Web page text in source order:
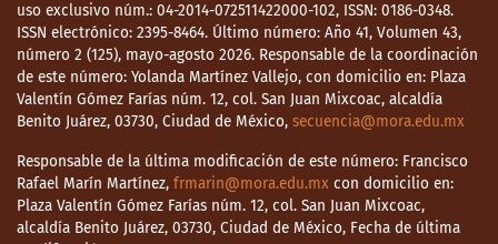
uso exclusivo núm.: 04-2014-072511422000-102, ISSN: 0186-0348.
ISSN electrónico: 2395-8464. Último número: Año 41, Volumen 43,
número 2 (125), mayo-agosto 2026. Responsable de la coordinación
de este número: Yolanda Martínez Vallejo, con domicilio en: Plaza
Valentín Gómez Farías núm. 12, col. San Juan Mixcoac, alcaldía
Benito Juárez, 03730, Ciudad de México, secuencia@mora.edu.mx
Responsable de la última modificación de este número: Francisco
Rafael Marín Martínez, frmarin@mora.edu.mx con domicilio en:
Plaza Valentín Gómez Farías núm. 12, col. San Juan Mixcoac,
alcaldía Benito Juárez, 03730, Ciudad de México, Fecha de última